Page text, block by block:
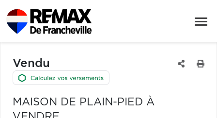
Vendu
MAISON DE PLAIN-PIED À